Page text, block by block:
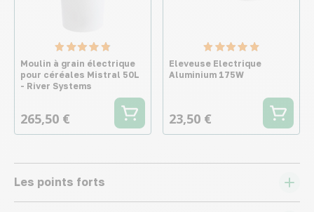
Moulin à grain électrique
pour céréales Mistral 50L
- River Systems
265,50 €
Eleveuse Electrique
Aluminium 175W
23,50 €
Les points forts